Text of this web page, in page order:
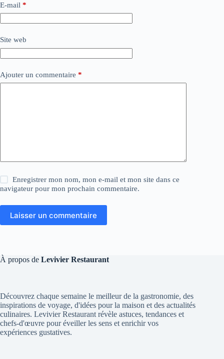
E-mail *
Site web
Ajouter un commentaire *
Enregistrer mon nom, mon e-mail et mon site dans ce
navigateur pour mon prochain commentaire.
Laisser un commentaire
À propos de Levivier Restaurant
Découvrez chaque semaine le meilleur de la gastronomie, des
inspirations de voyage, d'idées pour la maison et des actualités
culinaires. Levivier Restaurant révèle astuces, tendances et
chefs-d'œuvre pour éveiller les sens et enrichir vos
expériences gustatives.